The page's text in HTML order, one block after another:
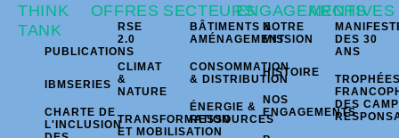
THINK
TANK
PUBLICATIONS
IBMSERIES
CHARTE DE
L'INCLUSION
OFFRES
RSE
2.0
CLIMAT
&
NATURE
TRANSFORMATION
ET MOBILISATION
SECTEURS
BÂTIMENTS &
AMÉNAGEMENT
CONSOMMATION
& DISTRIBUTION
ÉNERGIE &
RESSOURCES
ENGAGEMENTS
NOTRE
MISSION
HISTOIRE
NOS
ENGAGEMENTS
ARCHIVES
DES 30
ANS
DES